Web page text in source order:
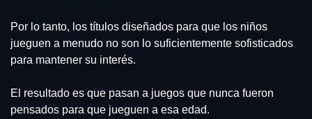
Por lo tanto, los títulos diseñados para que los niños
jueguen a menudo no son lo suficientemente sofisticados
para mantener su interés.
El resultado es que pasan a juegos que nunca fueron
pensados ​​para que jueguen a esa edad.